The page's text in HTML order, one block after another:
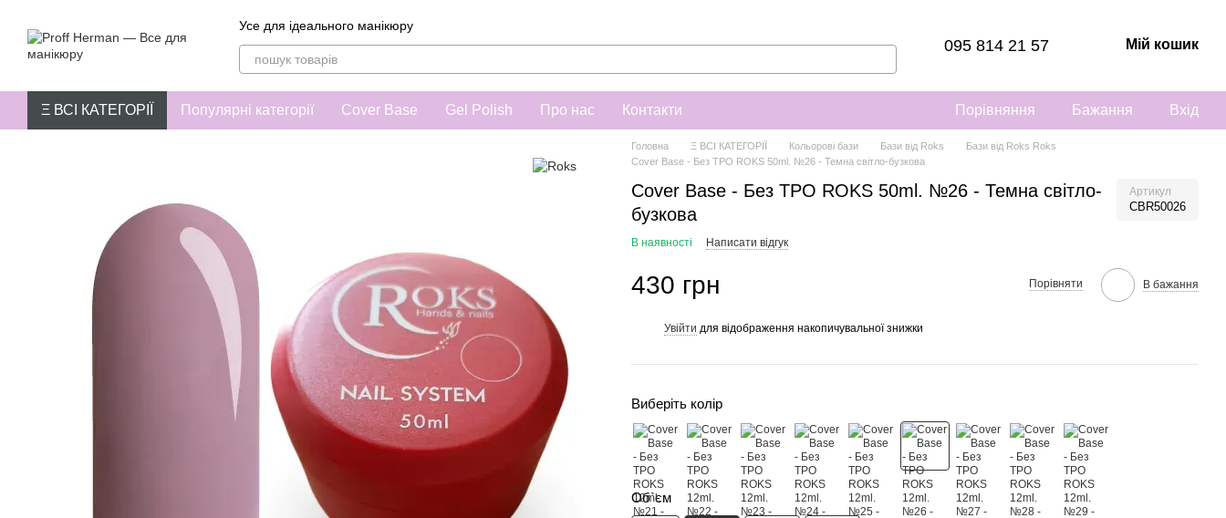
Усе для ідеального манікюру
095 814 21 57 Мій кошик
Ξ ВСІ КАТЕГОРІЇ Популярні категорії Cover Base Gel Polish Про нас Контакти Порівняння Бажання Вхід
Головна Ξ ВСІ КАТЕГОРІЇ Кольорові бази Бази від Roks
Бази від Roks Roks
Cover Base - Без ТРО ROKS 50ml. №26 - Темна світло-бузкова
Cover Base - Без ТРО ROKS 50ml. №26 - Темна світло-
бузкова
Артикул
CBR50026
В наявності Написати відгук
430 грн Порівняти В бажання
Увійти для відображення накопичувальної знижки
Виберіть колір
Об`єм